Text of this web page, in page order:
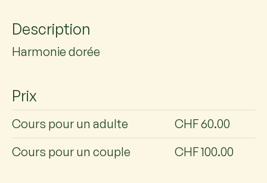
Description
Harmonie dorée
Prix
Cours pour un adulte
CHF 60.00
Cours pour un couple
CHF 100.00